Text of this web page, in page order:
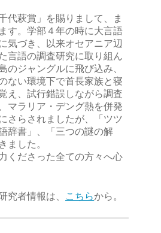
代萩賞」を賜りまして、ま
す。学部４年の時に大言語
気づき、以来オセアニア辺
言語の調査研究に取り組ん
のジャングルに飛び込み、
ない環境下で首長家族と寝
え、試行錯誤しながら調査
マラリア・デング熱を併発
さらされましたが、「ツツ
辞書」、「三つの謎の解
ました。
くださった全ての方々へ心
究者情報は、 こちらから。